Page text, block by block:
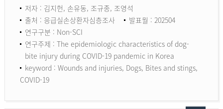
저자 : 김지헌, 손유동, 조규종, 조영석
출처 : 응급실손상환자심층조사
발표월 : 202504
연구구분 : Non-SCI
연구주제 : The epidemiologic characteristics of dog-
bite injury during COVID-19 pandemic in Korea
keyword : Wounds and injuries, Dogs, Bites and stings,
COVID-19